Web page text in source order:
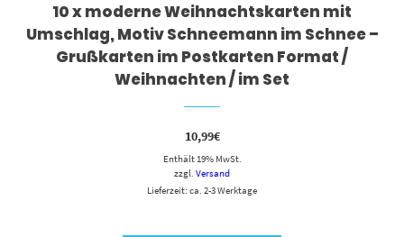
10 x moderne Weihnachtskarten mit
Umschlag, Motiv Schneemann im Schnee –
Grußkarten im Postkarten Format /
Weihnachten / im Set
10,99€
Enthält 19% MwSt.
zzgl. Versand
Lieferzeit: ca. 2-3 Werktage